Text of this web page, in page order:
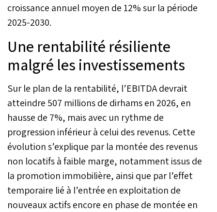
croissance annuel moyen de 12% sur la période
2025-2030.
Une rentabilité résiliente
malgré les investissements
Sur le plan de la rentabilité, l’EBITDA devrait
atteindre 507 millions de dirhams en 2026, en
hausse de 7%, mais avec un rythme de
progression inférieur à celui des revenus. Cette
évolution s’explique par la montée des revenus
non locatifs à faible marge, notamment issus de
la promotion immobilière, ainsi que par l’effet
temporaire lié à l’entrée en exploitation de
nouveaux actifs encore en phase de montée en